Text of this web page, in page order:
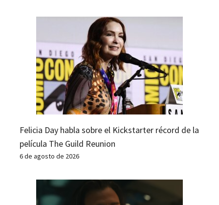
Felicia Day habla sobre el Kickstarter récord de la
película The Guild Reunion
6 de agosto de 2026